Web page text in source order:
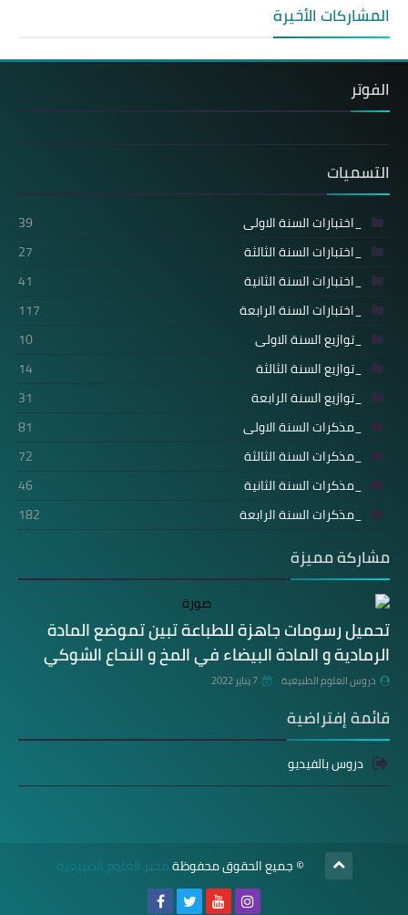
المشاركات الأخيرة
الفوتر
التسميات
_اختبارات السنة الاولى
39
_اختبارات السنة الثالثة
27
_اختبارات السنة الثانية
41
_اختبارات السنة الرابعة
117
_توازيع السنة الاولى
10
_توازيع السنة الثالثة
14
_توازيع السنة الرابعة
31
_مذكرات السنة الاولى
81
_مذكرات السنة الثالثة
72
_مذكرات السنة الثانية
46
_مذكرات السنة الرابعة
182
مشاركة مميزة
تحميل رسومات جاهزة للطباعة تبين تموضع المادة
الرمادية و المادة البيضاء في المخ و النحاع الشوكي
دروس العلوم الطبيعية 7 يناير 2022
قائمة إفتراضية
دروس بالفيديو
© جميع الحقوق محفوظةمخبر العلوم الطبيعية